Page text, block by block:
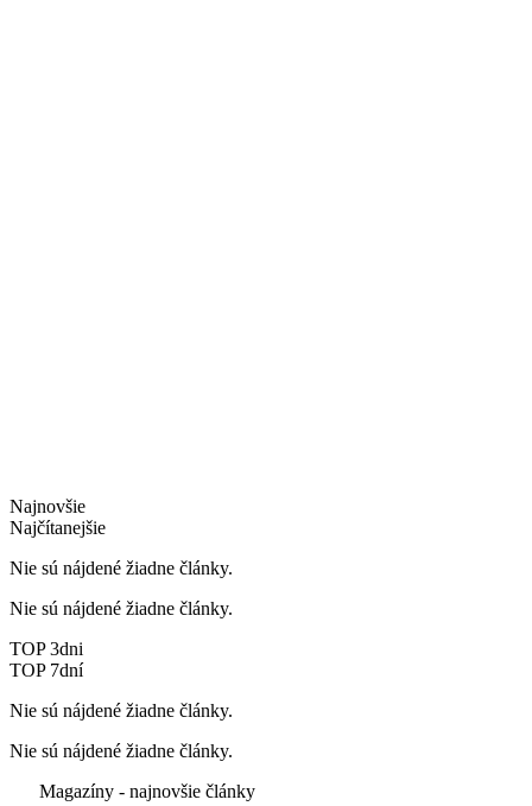
Najnovšie
Najčítanejšie
Nie sú nájdené žiadne články.
Nie sú nájdené žiadne články.
TOP 3dni
TOP 7dní
Nie sú nájdené žiadne články.
Nie sú nájdené žiadne články.
Magazíny - najnovšie články